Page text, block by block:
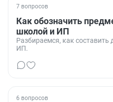
7 вопросов
Как обозначить
школой и ИП
Разбираемся, как
ИП.
6 вопросов